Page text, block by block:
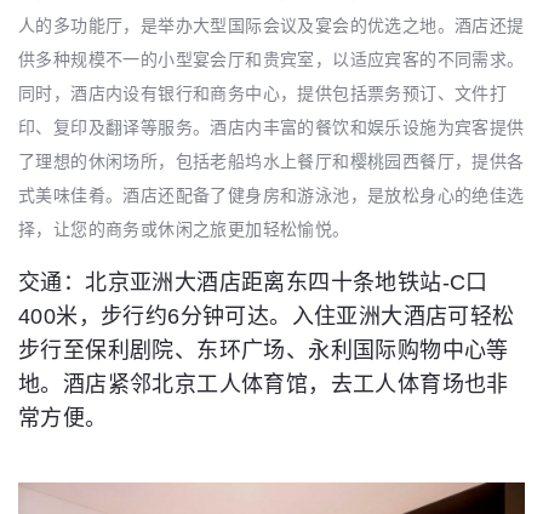
人的多功能厅，是举办大型国际会议及宴会的优选之地。酒店还提
供多种规模不一的小型宴会厅和贵宾室，以适应宾客的不同需求。
同时，酒店内设有银行和商务中心，提供包括票务预订、文件打
印、复印及翻译等服务。酒店内丰富的餐饮和娱乐设施为宾客提供
了理想的休闲场所，包括老船坞水上餐厅和樱桃园西餐厅，提供各
式美味佳肴。酒店还配备了健身房和游泳池，是放松身心的绝佳选
择，让您的商务或休闲之旅更加轻松愉悦。
交通：北京亚洲大酒店距离东四十条地铁站-C口
400米，步行约6分钟可达。入住亚洲大酒店可轻松
步行至保利剧院、东环广场、永利国际购物中心等
地。酒店紧邻北京工人体育馆，去工人体育场也非
常方便。